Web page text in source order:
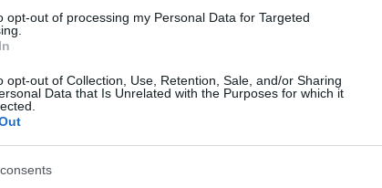
opt-out of processing my Personal Data for Targeted
opt-out of Collection, Use, Retention, Sale, and/or Sharing
Data that Is Unrelated with the Purposes for which it